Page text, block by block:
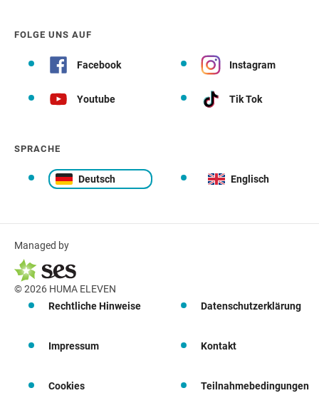
FOLGE UNS AUF
Facebook Instagram
Youtube Tik Tok
SPRACHE
Deutsch Englisch
Managed by
© 2026 HUMA ELEVEN
Rechtliche Hinweise
Datenschutzerklärung
Impressum Kontakt
Cookies Teilnahmebedingungen